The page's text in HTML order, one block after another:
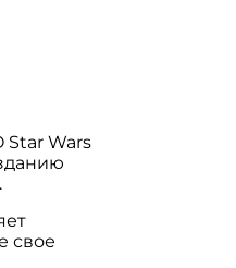
Wars
свое